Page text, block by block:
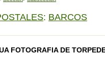
: BARCOS
FOTOGRAFIA DE